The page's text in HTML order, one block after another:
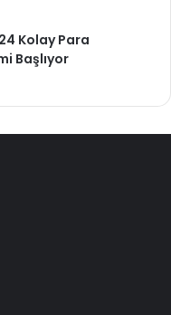
Kolay Para
Başlıyor